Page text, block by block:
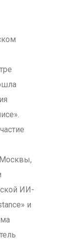
ИИ-
и